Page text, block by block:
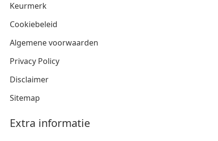
Keurmerk
Cookiebeleid
Algemene voorwaarden
Privacy Policy
Disclaimer
Sitemap
Extra informatie